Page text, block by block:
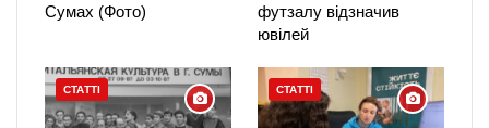
Сумах (Фото)
футзалу відзначив
ювілей
СТАТТІ СТАТТІ